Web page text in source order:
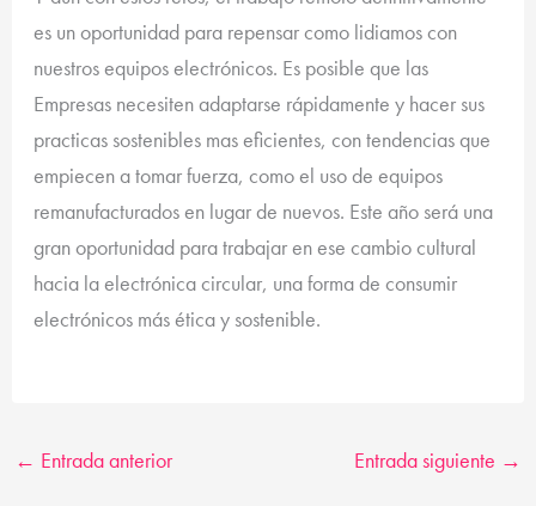
es un oportunidad para repensar como lidiamos con
nuestros equipos electrónicos. Es posible que las
Empresas necesiten adaptarse rápidamente y hacer sus
practicas sostenibles mas eficientes, con tendencias que
empiecen a tomar fuerza, como el uso de equipos
remanufacturados en lugar de nuevos. Este año será una
gran oportunidad para trabajar en ese cambio cultural
hacia la electrónica circular, una forma de consumir
electrónicos más ética y sostenible.
← Entrada anterior Entrada siguiente →